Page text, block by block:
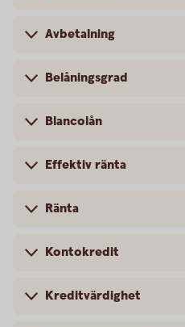
Avbetalning
Belåningsgrad
Blancolån
Effektiv ränta
Ränta
Kontokredit
Kreditvärdighet